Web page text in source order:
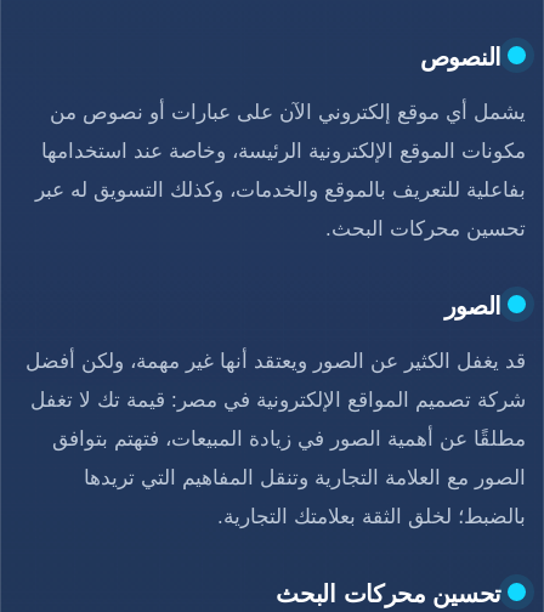
النصوص
يشمل أي موقع إلكتروني الآن على عبارات أو نصوص من
مكونات الموقع الإلكترونية الرئيسة، وخاصة عند استخدامها
بفاعلية للتعريف بالموقع والخدمات، وكذلك التسويق له عبر
تحسين محركات البحث.
الصور
قد يغفل الكثير عن الصور ويعتقد أنها غير مهمة، ولكن أفضل
شركة تصميم المواقع الإلكترونية في مصر: قيمة تك لا تغفل
مطلقًا عن أهمية الصور في زيادة المبيعات، فتهتم بتوافق
الصور مع العلامة التجارية وتنقل المفاهيم التي تريدها
بالضبط؛ لخلق الثقة بعلامتك التجارية.
تحسين محركات البحث